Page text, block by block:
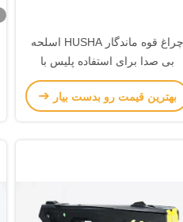
چراغ قوه ماندگار HUSHA اسلحه
بی صدا برای استفاده پلیس با
مقاومت در برابر آب
بهترین قیمت رو بدست بیار